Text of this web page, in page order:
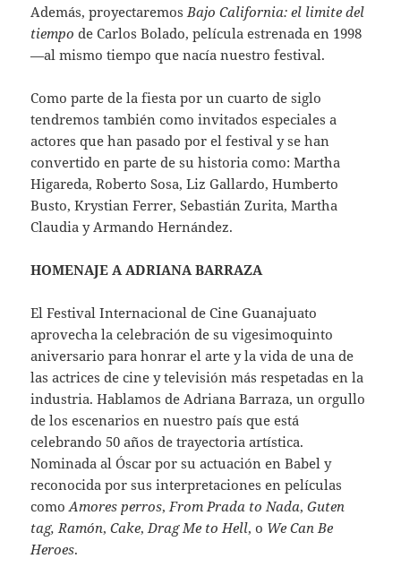
Además, proyectaremos Bajo California: el limite del
tiempo de Carlos Bolado, película estrenada en 1998
—al mismo tiempo que nacía nuestro festival.
Como parte de la fiesta por un cuarto de siglo
tendremos también como invitados especiales a
actores que han pasado por el festival y se han
convertido en parte de su historia como: Martha
Higareda, Roberto Sosa, Liz Gallardo, Humberto
Busto, Krystian Ferrer, Sebastián Zurita, Martha
Claudia y Armando Hernández.
HOMENAJE A ADRIANA BARRAZA
El Festival Internacional de Cine Guanajuato
aprovecha la celebración de su vigesimoquinto
aniversario para honrar el arte y la vida de una de
las actrices de cine y televisión más respetadas en la
industria. Hablamos de Adriana Barraza, un orgullo
de los escenarios en nuestro país que está
celebrando 50 años de trayectoria artística.
Nominada al Óscar por su actuación en Babel y
reconocida por sus interpretaciones en películas
comoAmores perros, From Prada to Nada,Guten
tag, Ramón,Cake, Drag Me to Hell, o We Can Be
Heroes.